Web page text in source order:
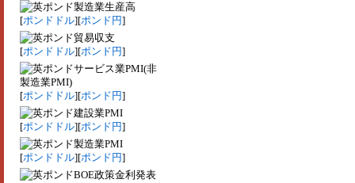
製造業生産高
[ポンドドル][ポンド円]
貿易収支
[ポンドドル][ポンド円]
サービス業PMI(非
製造業PMI)
[ポンドドル][ポンド円]
建設業PMI
[ポンドドル][ポンド円]
製造業PMI
[ポンドドル][ポンド円]
BOE政策金利発表